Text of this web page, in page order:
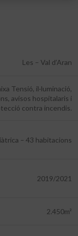
Les – Val d’Aran
Tensió, il·luminació,
avisos hospitalaris i
contra incendis.
– 43 habitacions
2019/2021
2.450m²